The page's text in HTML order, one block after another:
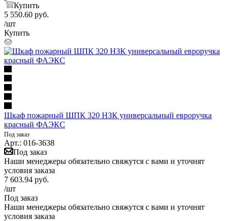
Купить
5 550.60 руб.
/шт
Купить
Шкаф пожарный ШПК 320 НЗК универсальный евроручка
красный ФАЭКС
Под заказ
Арт.: 016-3638
Под заказ
Наши менеджеры обязательно свяжутся с вами и уточнят
условия заказа
7 603.94 руб.
/шт
Под заказ
Наши менеджеры обязательно свяжутся с вами и уточнят
условия заказа